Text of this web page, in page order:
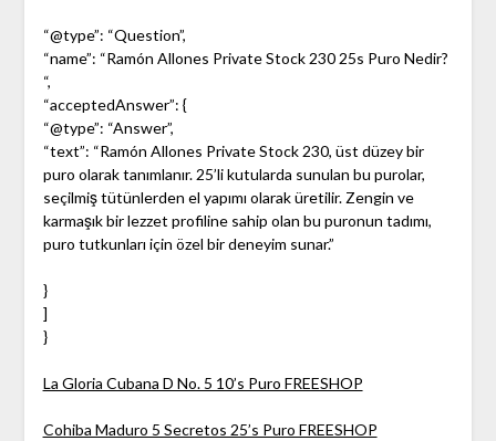
“@type”: “Question”,
“name”: “Ramón Allones Private Stock 230 25s Puro Nedir?
“,
“acceptedAnswer”: {
“@type”: “Answer”,
“text”: “Ramón Allones Private Stock 230, üst düzey bir
puro olarak tanımlanır. 25’li kutularda sunulan bu purolar,
seçilmiş tütünlerden el yapımı olarak üretilir. Zengin ve
karmaşık bir lezzet profiline sahip olan bu puronun tadımı,
puro tutkunları için özel bir deneyim sunar.”
}
]
}
La Gloria Cubana D No. 5 10’s Puro FREESHOP
Cohiba Maduro 5 Secretos 25’s Puro FREESHOP